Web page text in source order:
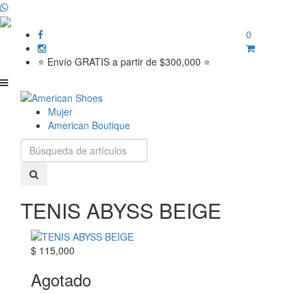
⭐ Envío GRATIS a partir de $300,000 ⭐
0
Mujer
American Boutique
TENIS ABYSS BEIGE
$ 115,000
Agotado